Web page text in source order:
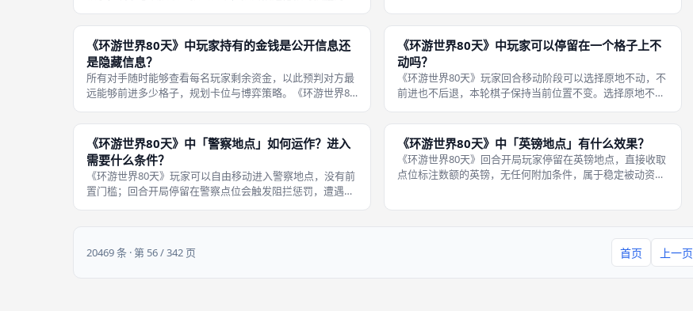
能清除。 判定时机为回合开局移动之前，如果移动阶段才走
到侦探所在格子，本轮不会立刻触
竞争对手。侦探只能沿着路线单
《环游世界80天》中玩家持有的金钱是公开信息还
是隐藏信息？
所有对手随时能够查看每名玩家剩余资金，以此预判对方最
远能够前进多少格子，规划卡位与博弈策略。《环游世界80
家可见的公开信息。 资金公开是游戏重要平衡设计，玩家可
以精准估算对手冲刺潜力，不存
《环游世界80天》中玩家可以停留在一个格子上不
动吗？
《环游世界80天》玩家回合移动阶段可以选择原地不动，不
前进也不后退，本轮棋子保持当前位置不变。选择原地不动
点位；或是想要停留在英镑点位、赌注点位持续获取资源。
原地不动属于三选一移动选项，
《环游世界80天》中「警察地点」如何运作？进入
需要什么条件？
《环游世界80天》玩家可以自由移动进入警察地点，没有前
置门槛；回合开局停留在警察点位会触发阻拦惩罚，遭遇侦
《环游世界80天》中「英镑地点」有什么效果？
《环游世界80天》回合开局玩家停留在英镑地点，直接收取
点位标注数额的英镑，无任何附加条件，属于稳定被动资金
20469 条 · 第 56 / 342 页
首页 上一页